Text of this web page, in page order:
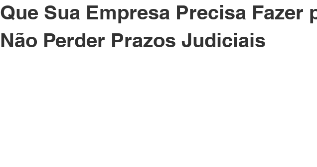
Que Sua Empresa Precisa Fazer
Não Perder Prazos Judiciais